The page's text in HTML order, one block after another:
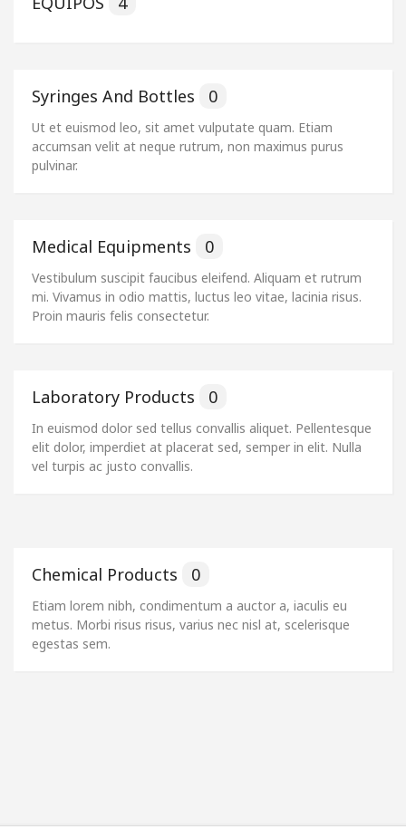
Syringes And Bottles 0
Ut et euismod leo, sit amet vulputate quam. Etiam
accumsan velit at neque rutrum, non maximus purus
pulvinar.
Medical Equipments 0
Vestibulum suscipit faucibus eleifend. Aliquam et rutrum
mi. Vivamus in odio mattis, luctus leo vitae, lacinia risus.
Proin mauris felis consectetur.
Laboratory Products 0
In euismod dolor sed tellus convallis aliquet. Pellentesque
elit dolor, imperdiet at placerat sed, semper in elit. Nulla
vel turpis ac justo convallis.
Chemical Products 0
Etiam lorem nibh, condimentum a auctor a, iaculis eu
metus. Morbi risus risus, varius nec nisl at, scelerisque
egestas sem.